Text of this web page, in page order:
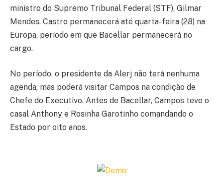
ministro do Supremo Tribunal Federal (STF), Gilmar
Mendes. Castro permanecerá até quarta-feira (28) na
Europa, período em que Bacellar permanecerá no
cargo.
No período, o presidente da Alerj não terá nenhuma
agenda, mas poderá visitar Campos na condição de
Chefe do Executivo. Antes de Bacellar, Campos teve o
casal Anthony e Rosinha Garotinho comandando o
Estado por oito anos.